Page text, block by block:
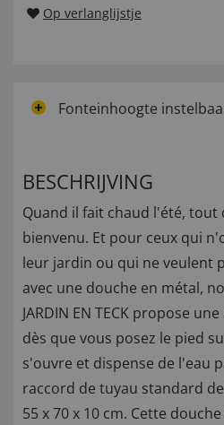
Op verlanglijstje
Fonteinhoogte
BESCHRIJVING
Quand il fait chaud l'été,
bienvenu. Et pour ceux qui
leur jardin ou qui ne veulent
avec une douche en métal,
JARDIN EN TECK propose
dès que vous posez le pied
s'ouvre et dispense de l'eau
raccord de tuyau standard de
55 x 70 x 10 cm. Cette